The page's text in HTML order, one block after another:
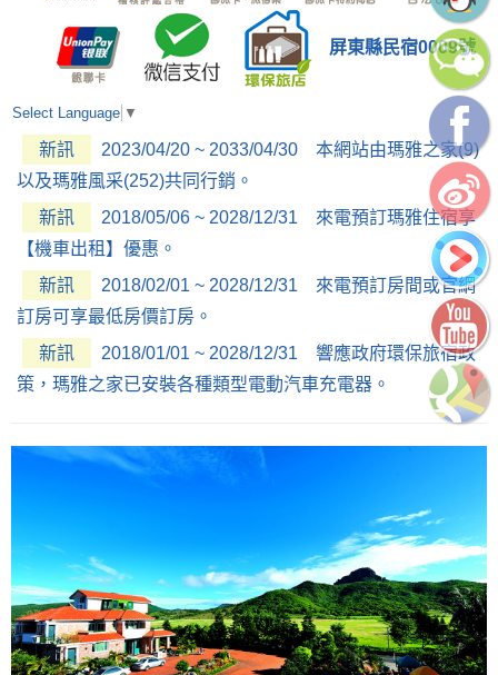
屏東縣民宿0009號
Select Language ▼
新訊
2023/04/20 ~ 2033/04/30 本網站由瑪雅之家(9)
以及瑪雅風采(252)共同行銷。
新訊
2018/05/06 ~ 2028/12/31 來電預訂瑪雅住宿享
【機車出租】優惠。
新訊
2018/02/01 ~ 2028/12/31 來電預訂房間或官網
訂房可享最低房價訂房。
新訊
2018/01/01 ~ 2028/12/31 響應政府環保旅宿政
策，瑪雅之家已安裝各種類型電動汽車充電器。